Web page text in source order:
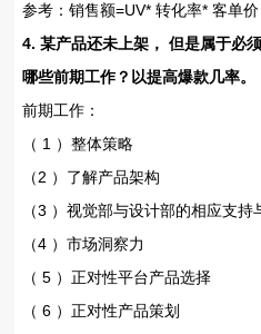
参考：销售额=UV* 转化率* 客单价
4. 某产品还未上架， 但是属于必
哪些前期工作？以提高爆款几率。
前期工作：
（ 1 ）整体策略
（2 ）了解产品架构
（3 ）视觉部与设计部的相应支持
（4 ）市场洞察力
（ 5 ）正对性平台产品选择
（ 6 ）正对性产品策划